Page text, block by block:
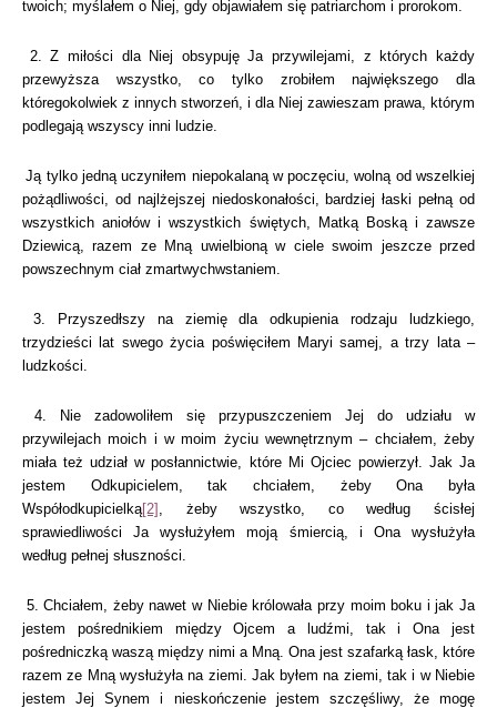
twoich; myślałem o Niej, gdy objawiałem się patriarchom i prorokom.
2. Z miłości dla Niej obsypuję Ja przywilejami, z których każdy
przewyższa wszystko, co tylko zrobiłem największego dla
któregokolwiek z innych stworzeń, i dla Niej zawieszam prawa, którym
podlegają wszyscy inni ludzie.
Ją tylko jedną uczyniłem niepokalaną w poczęciu, wolną od wszelkiej
pożądliwości, od najlżejszej niedoskonałości, bardziej łaski pełną od
wszystkich aniołów i wszystkich świętych, Matką Boską i zawsze
Dziewicą, razem ze Mną uwielbioną w ciele swoim jeszcze przed
powszechnym ciał zmartwychwstaniem.
3. Przyszedłszy na ziemię dla odkupienia rodzaju ludzkiego,
trzydzieści lat swego życia poświęciłem Maryi samej, a trzy lata –
ludzkości.
4. Nie zadowoliłem się przypuszczeniem Jej do udziału w
przywilejach moich i w moim życiu wewnętrznym – chciałem, żeby
miała też udział w posłannictwie, które Mi Ojciec powierzył. Jak Ja
jestem Odkupicielem, tak chciałem, żeby Ona była
Współodkupicielką[2] , żeby wszystko, co według ścisłej
sprawiedliwości Ja wysłużyłem moją śmiercią, i Ona wysłużyła
według pełnej słuszności.
5. Chciałem, żeby nawet w Niebie królowała przy moim boku i jak Ja
jestem pośrednikiem między Ojcem a ludźmi, tak i Ona jest
pośredniczką waszą między nimi a Mną. Ona jest szafarką łask, które
razem ze Mną wysłużyła na ziemi. Jak byłem na ziemi, tak i w Niebie
jestem Jej Synem i nieskończenie jestem szczęśliwy, że mogę